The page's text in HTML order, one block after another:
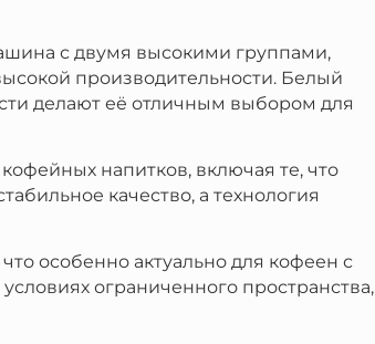
с двумя высокими группами,
производительности. Белый
делают её отличным выбором для
напитков, включая те, что
качество, а технология
особенно актуально для кофеен с
ограниченного пространства,